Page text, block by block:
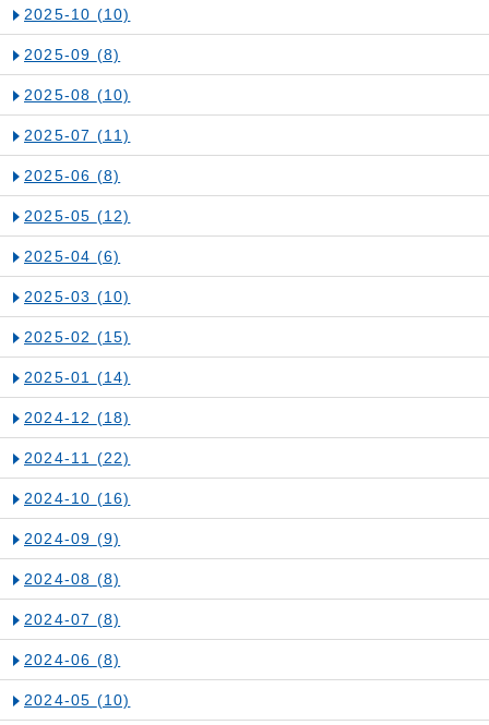
2025-10 (10)
2025-09 (8)
2025-08 (10)
2025-07 (11)
2025-06 (8)
2025-05 (12)
2025-04 (6)
2025-03 (10)
2025-02 (15)
2025-01 (14)
2024-12 (18)
2024-11 (22)
2024-10 (16)
2024-09 (9)
2024-08 (8)
2024-07 (8)
2024-06 (8)
2024-05 (10)